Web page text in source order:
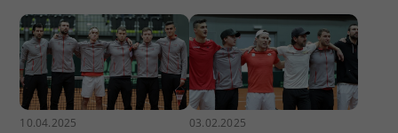
10.04.2025 03.02.2025